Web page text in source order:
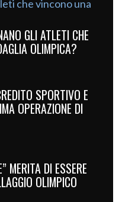
GLI ATLETI CHE
OLIMPICA?
SPORTIVO E
OPERAZIONE DI
MERITA DI ESSERE
OLIMPICO